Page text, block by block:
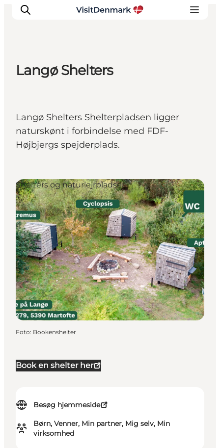
Oplevelser
Overnatning
Planlæg ferien
Langø Shelters
Langø Shelters Shelterpladsen ligger
naturskønt i forbindelse med FDF-
Højbjergs spejderplads.
Book en shelter her
Besøg hjemmeside
Børn, Venner, Min partner, Mig selv, Min
virksomhed
Shelters og naturlejrpladser
Foto: Bookenshelter